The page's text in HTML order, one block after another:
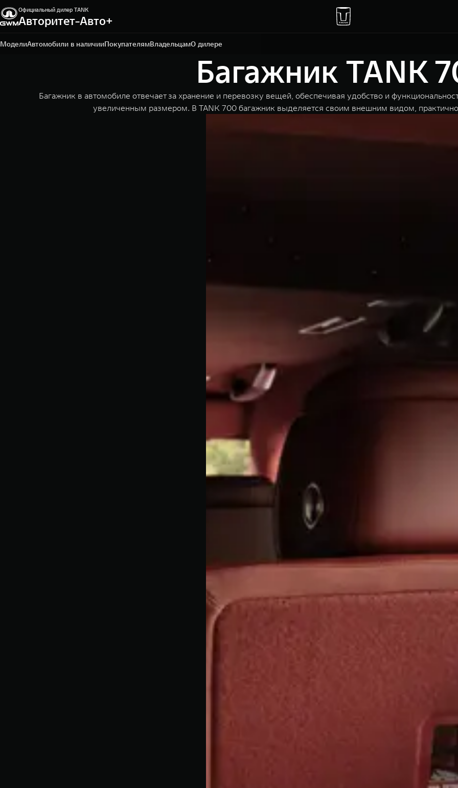
Официальный дилер TANK
Авторитет-Авто+
МоделиАвтомобили в наличииПокупателямВладельцамО дилере
Владивосток, ул. Тульская, 22
+7 423 279-09-19
Багажник TANK
Багажник в автомобиле отвечает за хранение и перевозку вещей, обеспечивая удобство и
увеличенным размером. В TANK 700 багажник выделяется своим внешним видом,